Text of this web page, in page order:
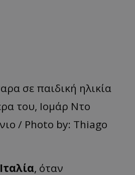
σε παιδική ηλικία
του, Ιομάρ Ντο
/ Photo by: Thiago
Ιταλία, όταν